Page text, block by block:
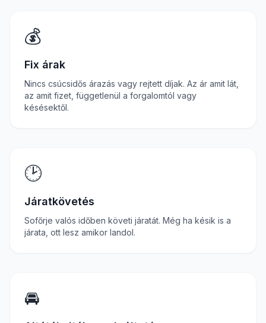
💰
Fix árak
Nincs csúcsidős árazás vagy rejtett díjak. Az ár amit lát,
az amit fizet, függetlenül a forgalomtól vagy
késésektől.
🕑
Járatkövetés
Sofőrje valós időben követi járatát. Még ha késik is a
járata, ott lesz amikor landol.
🚘